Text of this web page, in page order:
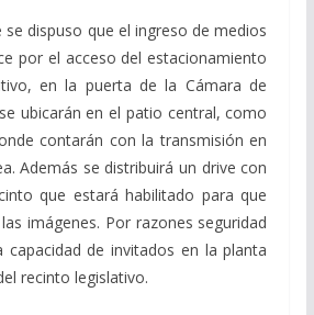
se dispuso que el ingreso de medios
por el acceso del estacionamiento
en la puerta de la Cámara de
ubicarán en el patio central, como
contarán con la transmisión en
Además se distribuirá un drive con
que estará habilitado para que
imágenes. Por razones seguridad
capacidad de invitados en la planta
recinto legislativo.